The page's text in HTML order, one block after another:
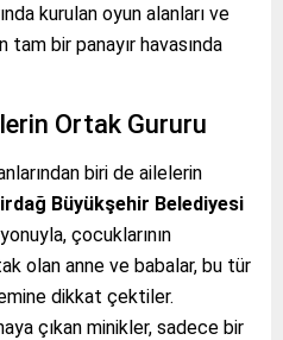
kurulan oyun alanları ve
tam bir panayır havasında
Ortak Gururu
biri de ailelerin
Büyükşehir Belediyesi
çocuklarının
olan anne ve babalar, bu tür
dikkat çektiler.
çıkan minikler, sadece bir